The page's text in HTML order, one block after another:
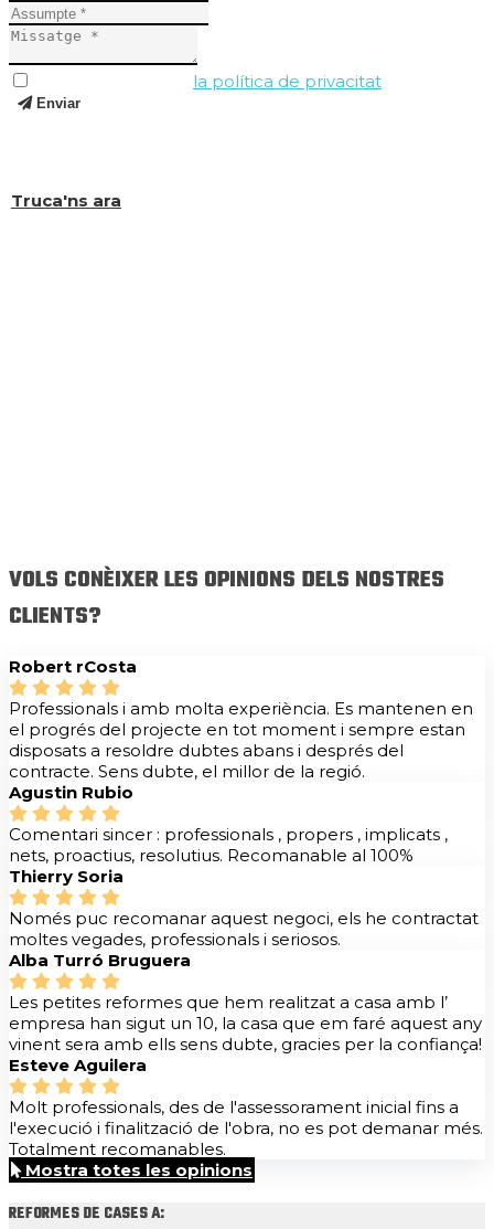
la política de privacitat
Enviar
Truca'ns ara
VOLS CONÈIXER LES OPINIONS DELS NOSTRES
CLIENTS?
Robert rCosta
Professionals i amb molta experiència. Es mantenen en
el progrés del projecte en tot moment i sempre estan
disposats a resoldre dubtes abans i després del
contracte. Sens dubte, el millor de la regió.
Agustin Rubio
Comentari sincer : professionals , propers , implicats ,
nets, proactius, resolutius. Recomanable al 100%
Thierry Soria
Només puc recomanar aquest negoci, els he contractat
moltes vegades, professionals i seriosos.
Alba Turró Bruguera
Les petites reformes que hem realitzat a casa amb l’
empresa han sigut un 10, la casa que em faré aquest any
vinent sera amb ells sens dubte, gracies per la confiança!
Esteve Aguilera
Molt professionals, des de l'assessorament inicial fins a
l'execució i finalització de l'obra, no es pot demanar més.
Totalment recomanables.
Mostra totes les opinions
REFORMES DE CASES A: